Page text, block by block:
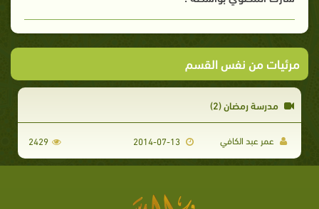
مرئيات من نفس القسم
مدرسة رمضان (2)
عمر عبد الكافي 2429